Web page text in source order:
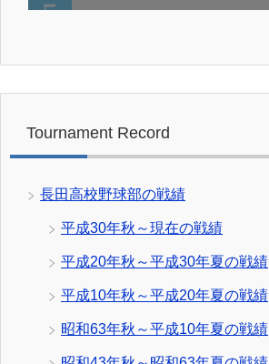
Tournament Record
長田高校野球部の戦績
平成30年秋～現在の戦績
平成20年秋～平成30年夏の戦績
平成10年秋～平成20年夏の戦績
昭和63年秋～平成10年夏の戦績